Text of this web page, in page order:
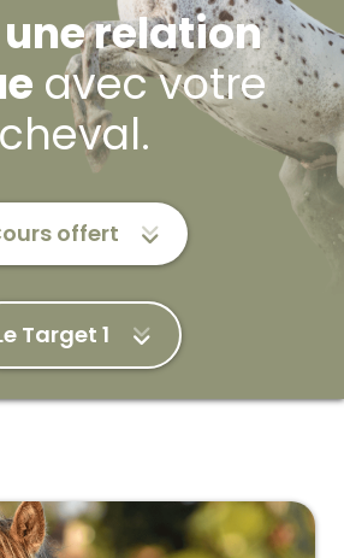
une relation
avec votre
cheval.
offert
Target 1